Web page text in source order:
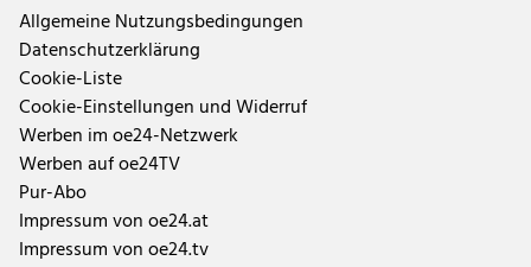
Allgemeine Nutzungsbedingungen
Datenschutzerklärung
Cookie-Liste
Cookie-Einstellungen und Widerruf
Werben im oe24-Netzwerk
Werben auf oe24TV
Pur-Abo
Impressum von oe24.at
Impressum von oe24.tv